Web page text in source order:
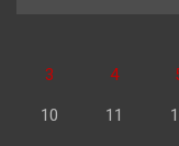
3 4
10 11